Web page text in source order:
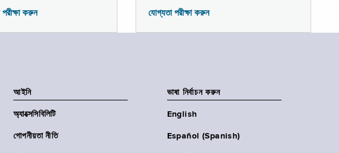
করুন যোগ্যতা পরীক্ষা করুন
আইনি
অ্যাক্সেসিবিলিটি
গোপনীয়তা নীতি
ভাষা নির্বাচন করুন
English
Español (Spanish)